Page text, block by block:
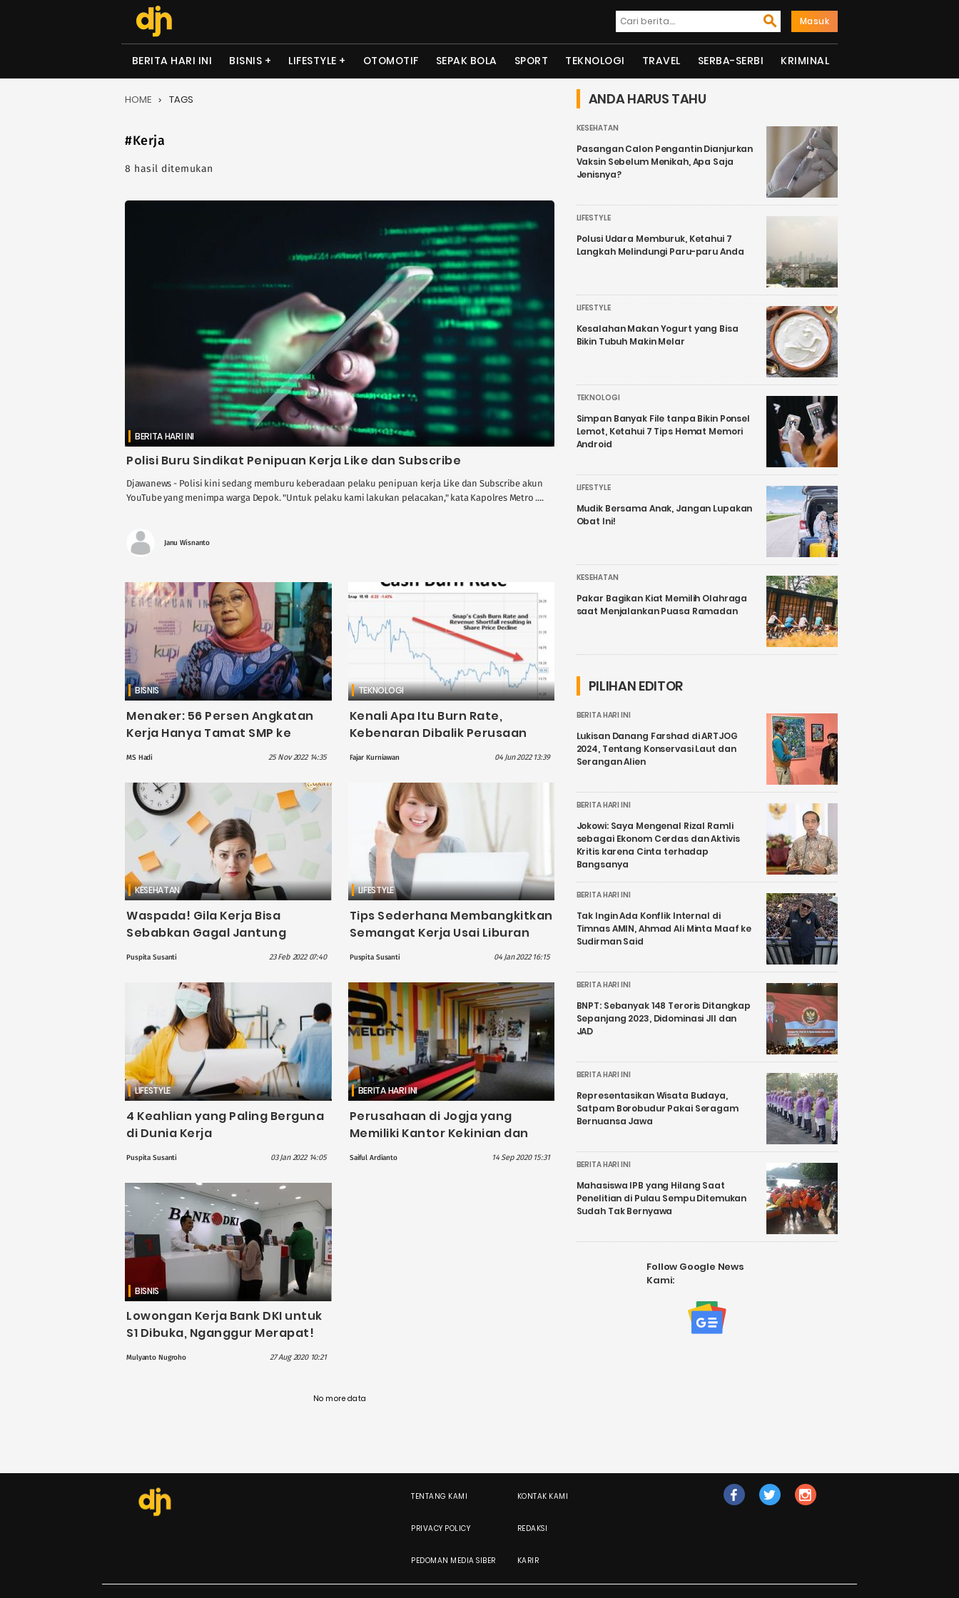
Masuk
BERITA HARI INI BISNIS LIFESTYLE OTOMOTIF SEPAK BOLA SPORT TEKNOLOGI TRAVEL SERBA-SERBI KRIMINAL
HOME TAGS
#Kerja
8 hasil ditemukan
BERITA HARI INI
Polisi Buru Sindikat Penipuan Kerja Like dan Subscribe
Djawanews - Polisi kini sedang memburu keberadaan pelaku penipuan kerja Like dan Subscribe akun
YouTube yang menimpa warga Depok. "Untuk pelaku kami lakukan pelacakan," kata Kapolres Metro ....
Janu Wisnanto
BISNIS
Menaker: 56 Persen Angkatan
Kerja Hanya Tamat SMP ke
MS Hadi 25 Nov 2022 14:35
TEKNOLOGI
Kenali Apa Itu Burn Rate,
Kebenaran Dibalik Perusaan
Fajar Kurniawan 04 Jun 2022 13:39
KESEHATAN
Waspada! Gila Kerja Bisa
Sebabkan Gagal Jantung
Puspita Susanti 23 Feb 2022 07:40
LIFESTYLE
Tips Sederhana Membangkitkan
Semangat Kerja Usai Liburan
Puspita Susanti 04 Jan 2022 16:15
LIFESTYLE
4 Keahlian yang Paling Berguna
di Dunia Kerja
Puspita Susanti 03 Jan 2022 14:05
BERITA HARI INI
Perusahaan di Jogja yang
Memiliki Kantor Kekinian dan
Nyaman
Saiful Ardianto 14 Sep 2020 15:31
BISNIS
Lowongan Kerja Bank DKI untuk
S1 Dibuka, Nganggur Merapat!
Mulyanto Nugroho 27 Aug 2020 10:21
No more data
ANDA HARUS TAHU
KESEHATAN
Pasangan Calon Pengantin Dianjurkan
Vaksin Sebelum Menikah, Apa Saja
Jenisnya?
LIFESTYLE
Polusi Udara Memburuk, Ketahui 7
Langkah Melindungi Paru-paru Anda
LIFESTYLE
Kesalahan Makan Yogurt yang Bisa
Bikin Tubuh Makin Melar
TEKNOLOGI
Simpan Banyak File tanpa Bikin Ponsel
Lemot, Ketahui 7 Tips Hemat Memori
Android
LIFESTYLE
Mudik Bersama Anak, Jangan Lupakan
Obat Ini!
KESEHATAN
Pakar Bagikan Kiat Memilih Olahraga
saat Menjalankan Puasa Ramadan
PILIHAN EDITOR
BERITA HARI INI
Lukisan Danang Farshad di ARTJOG
2024, Tentang Konservasi Laut dan
Serangan Alien
BERITA HARI INI
Jokowi: Saya Mengenal Rizal Ramli
sebagai Ekonom Cerdas dan Aktivis
Kritis karena Cinta terhadap
Bangsanya
BERITA HARI INI
Tak Ingin Ada Konflik Internal di
Timnas AMIN, Ahmad Ali Minta Maaf ke
Sudirman Said
BERITA HARI INI
BNPT: Sebanyak 148 Teroris Ditangkap
Sepanjang 2023, Didominasi JII dan
JAD
BERITA HARI INI
Representasikan Wisata Budaya,
Satpam Borobudur Pakai Seragam
Bernuansa Jawa
BERITA HARI INI
Mahasiswa IPB yang Hilang Saat
Penelitian di Pulau Sempu Ditemukan
Sudah Tak Bernyawa
Follow Google News
Kami:
TENTANG KAMI KONTAK KAMI
PRIVACY POLICY REDAKSI
PEDOMAN MEDIA SIBER KARIR